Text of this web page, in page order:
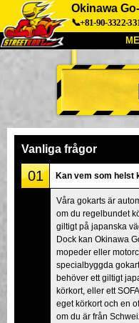
Okinawa
📞+81-90-3322-
Om oss
Företag
Tokyo Shinagawa
Tokyo Akihabara#2
Tokyo Shibuya Annex
Tokyo Asakusa
Okinawa
Vanliga frågor
01 Kan vem som helst
Våra gokarts är
om du regelbundet
giltigt på japanska
Dock kan Okinawa
mopeder eller
specialbyggda
behöver ett giltigt
körkort, eller ett
eget körkort och en
om du är från